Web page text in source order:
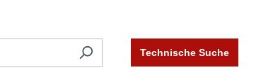
Technische Suche